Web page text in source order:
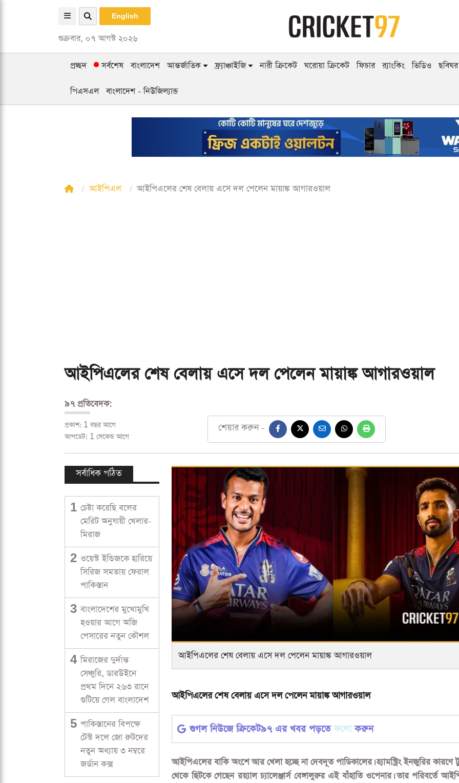
English
শুক্রবার, ০৭ আগস্ট ২০২৬
প্রচ্ছদ সর্বশেষ বাংলাদেশ আন্তর্জাতিক ফ্র্যাঞ্চাইজি নারী ক্রিকেট ঘরোয়া ক্রিকেট ফিচার র‍্যাংকিং ভিডিও ছবিঘর
পিএসএল বাংলাদেশ - নিউজিল্যান্ড
আইপিএল আইপিএলের শেষ বেলায় এসে দল পেলেন মায়াঙ্ক আগারওয়াল
আইপিএলের শেষ বেলায় এসে দল পেলেন মায়াঙ্ক আগারওয়াল
৯৭ প্রতিবেদক:
প্রকাশ: 1 বছর আগে
আপডেট: 1 সেকেন্ড আগে
শেয়ার করুন -
সর্বাধিক পঠিত
1 চেষ্টা করেছি বলের
মেরিট অনুযায়ী খেলার-
মিরাজ
2 ওয়েস্ট ইন্ডিজকে হারিয়ে
সিরিজ সমতায় ফেরাল
পাকিস্তান
3 বাংলাদেশের মুখোমুখি
হওয়ার আগে অজি
পেসারের নতুন কৌশল
4 মিরাজের দুর্দান্ত
সেঞ্চুরি, ডারউইনে
প্রথম দিনে ২৬৩ রানে
গুটিয়ে গেল বাংলাদেশ
5 পাকিস্তানের বিপক্ষে
টেস্ট দলে জো রুটদের
নতুন অধ্যায় ৩ নম্বরে
জর্ডান কক্স
আইপিএলের শেষ বেলায় এসে দল পেলেন মায়াঙ্ক আগারওয়াল
আইপিএলের শেষ বেলায় এসে দল পেলেন মায়াঙ্ক আগারওয়াল
গুগল নিউজে ক্রিকেট৯৭ এর খবর পড়তেফলোকরুন
আইপিএলের বাকি অংশে আর খেলা হচ্ছে না দেবদূত পাডিকালের। হ্যামস্ট্রিং ইনজুরির কারণে
থেকে ছিটকে গেছেন রয়্যাল চ্যালেঞ্জার্স বেঙ্গালুরুর এই বাঁহাতি ওপেনার। তার পরিবর্তে